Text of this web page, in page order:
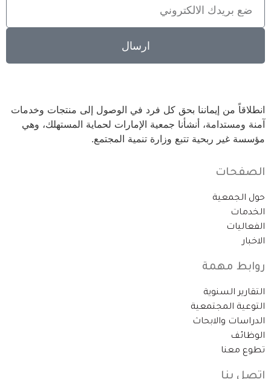
ارسال
انطلاقاً من إيماننا بحق كل فرد في الوصول إلى منتجات وخدمات
آمنة ومستدامة، أنشأنا جمعية الإمارات لحماية المستهلك، وهي
مؤسسة غير ربحية تتبع وزارة تنمية المجتمع.
الصفحات
حول الجمعية
الخدمات
الفعاليات
الاخبار
روابط مهمة
التقارير السنوية
التوعية المجتمعية
الدراسات والابحاث
الوظائف
تطوع معنا
اتصل بنا